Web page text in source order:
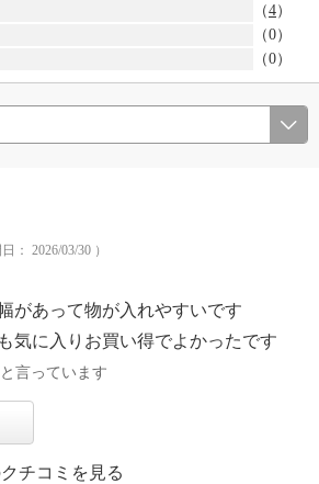
（4）
（0）
（0）
： 2026/03/30 ）
があって物が入れやすいです
気に入りお買い得でよかったです
言っています
チコミを見る